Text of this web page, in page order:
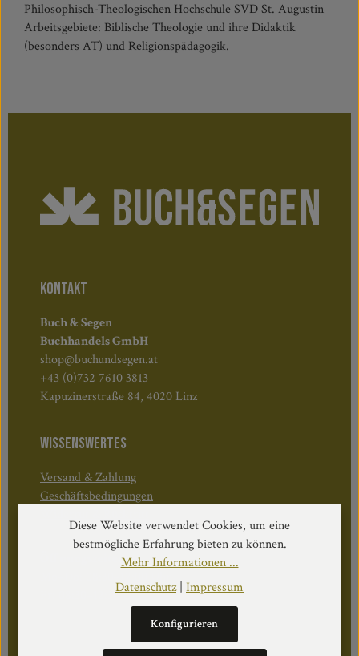
Philosophisch-Theologischen Hochschule SVD St. Augustin
Arbeitsgebiete: Biblische Theologie und ihre Didaktik
(besonders AT) und Religionspädagogik.
KONTAKT
Buch & Segen
Buchhandels GmbH
shop@buchundsegen.at
+43 (0)732 7610 3813
Kapuzinerstraße 84, 4020 Linz
WISSENSWERTES
Versand & Zahlung
Geschäftsbedingungen
Öffnungszeiten:
Fr: 08:30–12:30 Uhr
Diese Website verwendet Cookies, um eine
bestmögliche Erfahrung bieten zu können.
Mehr Informationen ...
Datenschutz| Impressum
Konfigurieren